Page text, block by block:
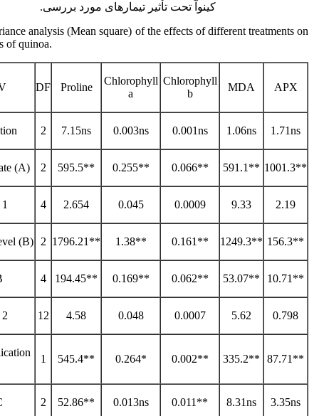
کینوآ تحت تأثیر تیمارهای مورد بررسی.
analysis (Mean square) of the effects of different treatments on
of quinoa.
APX
MDA
Chlorophyll
b
Chlorophyll
a
Proline
DF
1.71ns
1.06ns
0.001ns
0.003ns
7.15ns
2
1001.3**
591.1**
0.066**
0.255**
595.5**
2
(A)
2.19
9.33
0.0009
0.045
2.654
4
156.3**
1249.3**
0.161**
1.38**
1796.21**
2
(B)
10.71**
53.07**
0.062**
0.169**
194.45**
4
0.798
5.62
0.0007
0.048
4.58
12
87.71**
335.2**
0.002**
0.264*
545.4**
1
3.35ns
8.31ns
0.011**
0.013ns
52.86**
2